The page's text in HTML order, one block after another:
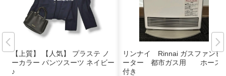
【上質】 【人気】 プラステ ノ
ーカラー パンツスーツ ネイビー
♪
リンナイ Rinnai ガスファンヒ
ーター 都市ガス用 ホース
付き